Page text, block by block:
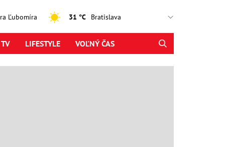
Ľubomíra 31 °C
LIFESTYLE VOĽNÝ ČAS